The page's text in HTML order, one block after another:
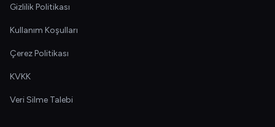
Gizlilik Politikası
Kullanım Koşulları
Çerez Politikası
KVKK
Veri Silme Talebi